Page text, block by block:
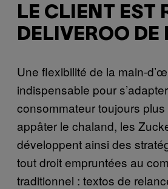
LE CLIENT EST
DELIVEROO
Une flexibilité de la main-
indispensable pour
consommateur toujours
appâter le chaland, les
développent ainsi des
tout droit empruntées au
traditionnel : textos de